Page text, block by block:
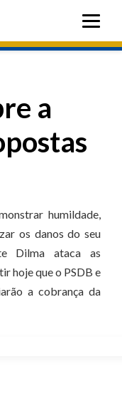
a
humildade,
os danos do seu
Dilma ataca as
hoje que o PSDB e
a cobrança da